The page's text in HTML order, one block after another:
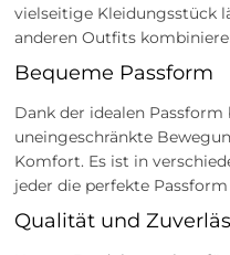
vielseitige Kleidungsstück
anderen Outfits
Bequeme Passform
Dank der idealen
uneingeschränkte
Komfort. Es ist in
jeder die perfekte
Qualität und